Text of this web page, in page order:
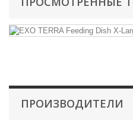
ПРОИЗВОДИТЕЛИ